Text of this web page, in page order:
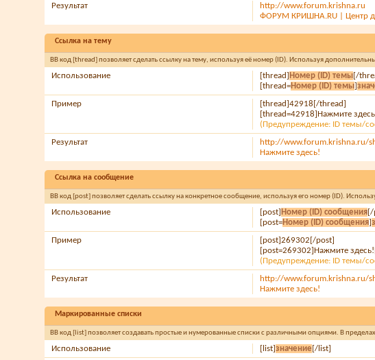
http://www.forum.krishna.ru
ФОРУМ КРИШНА.RU | Центр
Результат
Ссылка на тему
BB код [thread] позволяет сделать ссылку на тему, используя её номер (ID). Используя
[thread] Номер (ID) темы[/
[thread=Номер (ID) темы]
Использование
[thread]42918[/thread]
[thread=42918]Нажмите
(Предупреждение: ID темы/
Пример
http://www.forum.krishna.ru/
Нажмите здесь!
Результат
Ссылка на сообщение
BB код [post] позволяет сделать ссылку на конкретное сообщение, используя его номер (ID).
[post] Номер (ID) сообщения[/
[post=Номер (ID) сообщения]
Использование
[post]269302[/post]
[post=269302]Нажмите
(Предупреждение: ID темы/
Пример
http://www.forum.krishna.ru/
Нажмите здесь!
Результат
Маркированные списки
BB код [list] позволяет создавать простые и нумерованные списки с различными опциями. В
[list]значение [/list]
Использование